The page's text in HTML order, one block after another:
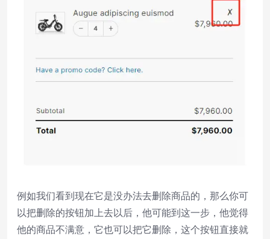
例如我们看到现在它是没办法去删除商品的，那么你可
以把删除的按钮加上去以后，他可能到这一步，他觉得
他的商品不满意，它也可以把它删除，这个按钮直接就